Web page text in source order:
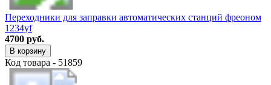
Переходники для заправки автоматических станций фреоном
1234yf
4700 руб.
В корзину
Код товара - 51859